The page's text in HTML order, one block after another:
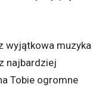
wyjątkowa muzyka
najbardziej
Tobie ogromne